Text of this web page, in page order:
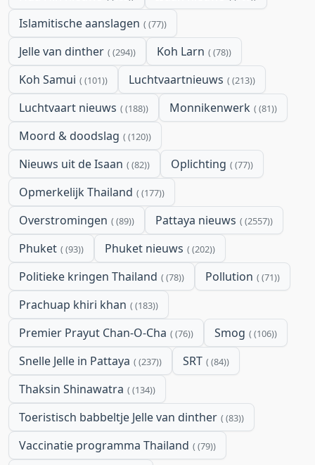
Islamitische aanslagen (77)
Jelle van dinther (294) Koh Larn (78)
Koh Samui (101) Luchtvaartnieuws (213)
Luchtvaart nieuws (188) Monnikenwerk (81)
Moord & doodslag (120)
Nieuws uit de Isaan (82) Oplichting (77)
Opmerkelijk Thailand (177)
Overstromingen (89) Pattaya nieuws (2557)
Phuket (93) Phuket nieuws (202)
Politieke kringen Thailand (78) Pollution (71)
Prachuap khiri khan (183)
Premier Prayut Chan-O-Cha (76) Smog (106)
Snelle Jelle in Pattaya (237) SRT (84)
Thaksin Shinawatra (134)
Toeristisch babbeltje Jelle van dinther (83)
Vaccinatie programma Thailand (79)